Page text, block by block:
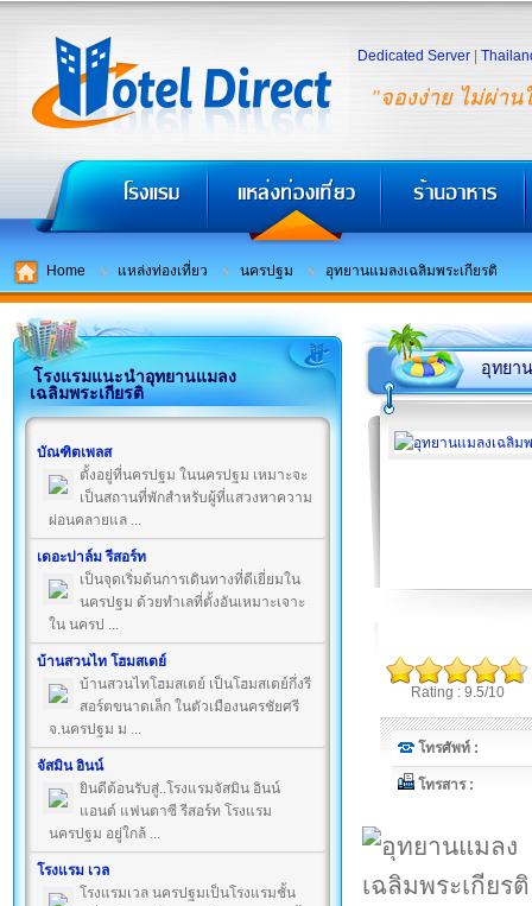
"จองง่าย ไม่ผ่าน
Dedicated Server
Home แหล่งท่องเที่ยว นครปฐม อุทยานแมลงเฉลิมพระเกียรติ
โรงแรมแนะนำอุทยานแมลง
เฉลิมพระเกียรติ
บัณฑิตเพลส
ตั้งอยู่ที่นครปฐม ในนครปฐม เหมาะจะ
เป็นสถานที่พักสำหรับผู้ที่แสวงหาความ
ผ่อนคลายแล ...
เดอะปาล์ม รีสอร์ท
เป็นจุดเริ่มต้นการเดินทางที่ดีเยี่ยมใน
นครปฐม ด้วยทำเลที่ตั้งอันเหมาะเจาะ
ใน นครป ...
บ้านสวนไท โฮมสเตย์
บ้านสวนไทโฮมสเตย์ เป็นโฮมสเตย์กึ่งรี
สอร์ตขนาดเล็ก ในตัวเมืองนครชัยศรี
จ.นครปฐม ม ...
จัสมิน อินน์
ยินดีต้อนรับสู่..โรงแรมจัสมิน อินน์
แอนด์ แฟนตาซี รีสอร์ท โรงแรม
นครปฐม อยู่ใกล้ ...
โรงแรม เวล
โรงแรมเวล นครปฐมเป็นโรงแรมชั้น
อุทยา
Rating : 9.5/10
โทรศัพท์ :
โทรสาร :